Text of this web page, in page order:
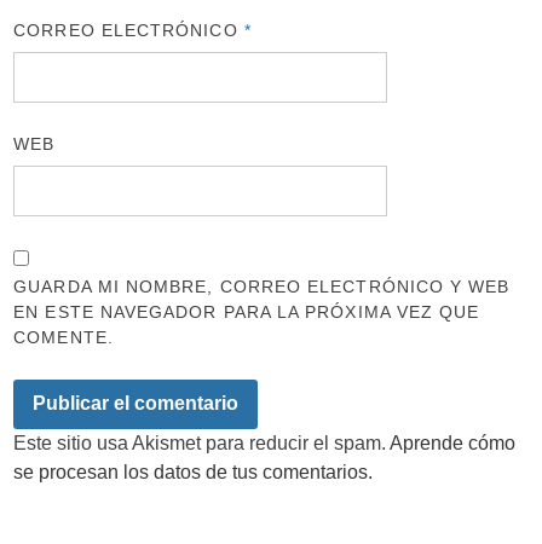
CORREO ELECTRÓNICO *
WEB
GUARDA MI NOMBRE, CORREO ELECTRÓNICO Y WEB
EN ESTE NAVEGADOR PARA LA PRÓXIMA VEZ QUE
COMENTE.
Este sitio usa Akismet para reducir el spam.Aprende cómo
se procesan los datos de tus comentarios.